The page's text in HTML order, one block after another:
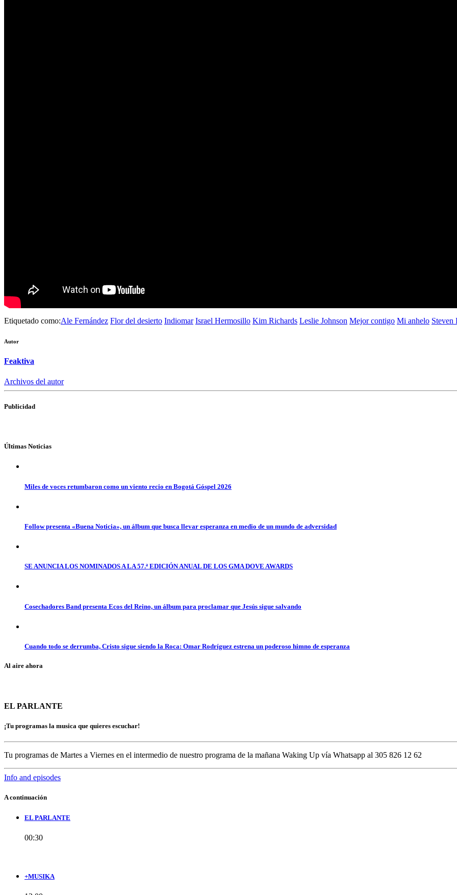
Etiquetado como:Ale Fernández Flor del desierto Indiomar Israel Hermosillo Kim Richards Leslie Johnson Mejor contigo Mi anhelo Steven
Autor
Feaktiva
Archivos del autor
Publicidad
Últimas Noticias
Miles de voces retumbaron como un viento recio en Bogotá Góspel 2026
Follow presenta «Buena Noticia», un álbum que busca llevar esperanza en medio de un mundo de adversidad
SE ANUNCIA LOS NOMINADOS A LA 57.ª EDICIÓN ANUAL DE LOS GMA DOVE AWARDS
Cosechadores Band presenta Ecos del Reino, un álbum para proclamar que Jesús sigue salvando
Cuando todo se derrumba, Cristo sigue siendo la Roca: Omar Rodríguez estrena un poderoso himno de esperanza
Al aire ahora
EL PARLANTE
¡Tu programas la musica que quieres escuchar!
Tu programas de Martes a Viernes en el intermedio de nuestro programa de la mañana Waking Up vía Whatsapp al 305 826 12 62
Info and episodes
A continuación
EL PARLANTE
00:30
+MUSIKA